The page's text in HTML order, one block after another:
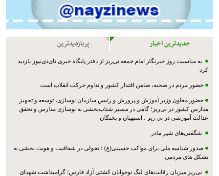
جدیدترین اخبار پربازدیدترین
به مناسبت روز خبرنگار امام جمعه نی‌ریز از دفتر پایگاه خبری نای‌ذی‌نیوز بازدید
کرد
حضور مردم در صحنه، ضامن اقتدار کشور و تداوم حرکت انقلاب است
حضور معاون وزیر آموزش و پرورش و رئیس سازمان نوسازی، توسعه و تجهیز
مدارس کشور در نی‌ریز؛ گامی در مسیر شتاب‌بخشی به نوسازی مدارس و تحقق
عدالت آموزشی در نی ریز ، استهبان و بختگان
شگفتی‌های شیر مادر
صدور شناسه ملی برای مواکب حسینی(ع) ؛ تحولی در شفافیت و هویت بخشی به
تشکل های مردمی
نی‌ریز میزبان رقابت‌های لیگ نوجوانان کشتی آزاد فارس؛ گرامیداشت شهدای